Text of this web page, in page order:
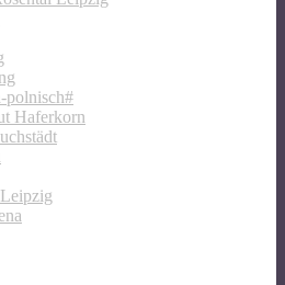
polnisch#
Haferkorn